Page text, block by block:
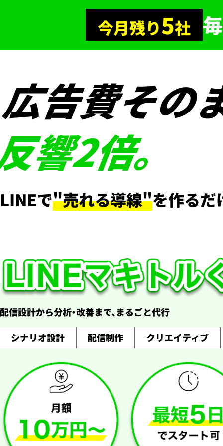
今月残り5社
広告費その
響2倍。
LINEで"売れる導線"を作るだ
配信設計から分析・改善まで、まるごと代行
シナリオ設計
配信制作 クリエイティブ